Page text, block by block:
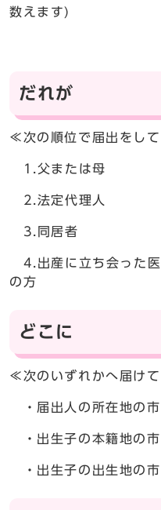
数えます)
だれが
≪次の順位で届出をし
1.父または母
2.法定代理人
3.同居者
4.出産に立ち会った医
の方
どこに
≪次のいずれかへ届け
・届出人の所在地の市
・出生子の本籍地の市
・出生子の出生地の市